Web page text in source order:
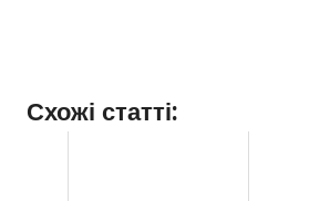
Схожі статті: